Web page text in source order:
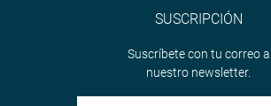
SUSCRIPCIÓN
Suscríbete con tu correo a
nuestro newsletter.